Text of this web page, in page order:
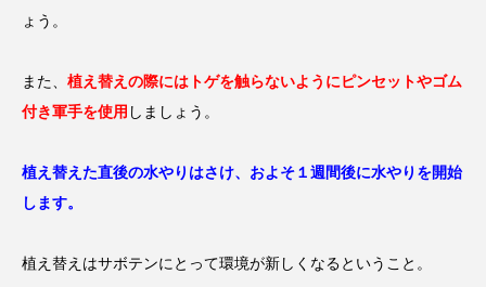
ょう。
また、 植え替えの際にはトゲを触らないようにピンセットやゴム
付き軍手を使用 しましょう。
植え替えた直後の水やりはさけ、およそ１週間後に水やりを開始
します。
植え替えはサボテンにとって環境が新しくなるということ。